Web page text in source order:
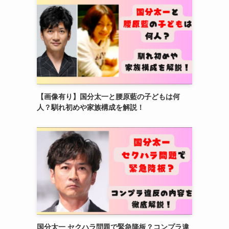
【画像有り】国分太一と腰原藍の子どもは何
人？馴れ初めや家族構成を解説！
国分太一 セクハラ問題で緊急降板？コンプラ違